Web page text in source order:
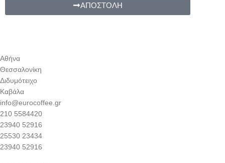
ΑΠΟΣΤΟΛΗ
Αθήνα
Θεσσαλονίκη
Διδυμότειχο
Καβάλα
info@eurocoffee.gr
210 5584420
23940 52916
25530 23434
23940 52916